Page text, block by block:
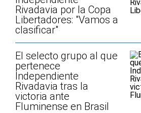
Rivadavia por la Copa
Libertadores: "Vamos a
clasificar"
El selecto grupo al que
pertenece
Independiente
Rivadavia tras la
victoria ante
Fluminense en Brasil